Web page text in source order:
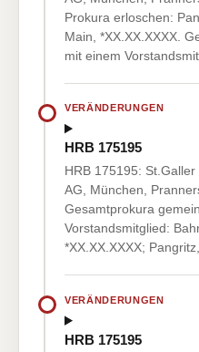
Prokura erloschen:
Main, *XX.XX.XXXX.
mit einem
VERÄNDERUNGEN
HRB 175195
HRB 175195:
AG, München,
Gesamtprokura
Vorstandsmitglied:
*XX.XX.XXXX;
VERÄNDERUNGEN
HRB 175195